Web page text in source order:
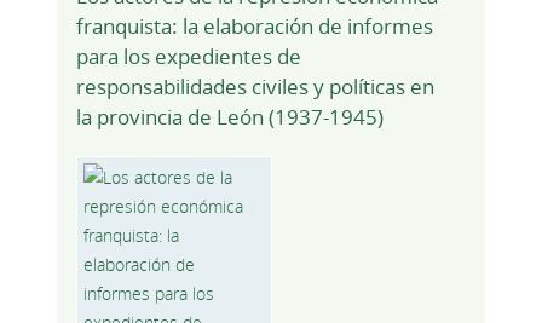
franquista: la elaboración de informes
para los expedientes de
responsabilidades civiles y políticas en
la provincia de León (1937-1945)